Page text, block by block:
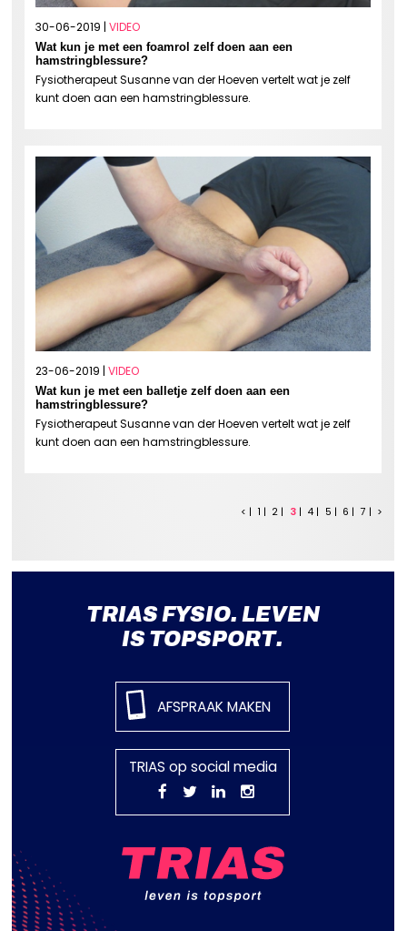
30-06-2019 | VIDEO
Wat kun je met een foamrol zelf doen aan een
hamstringblessure?
Fysiotherapeut Susanne van der Hoeven vertelt wat je zelf
kunt doen aan een hamstringblessure.
23-06-2019 | VIDEO
Wat kun je met een balletje zelf doen aan een
hamstringblessure?
Fysiotherapeut Susanne van der Hoeven vertelt wat je zelf
kunt doen aan een hamstringblessure.
< 1 2 3 4 5 6 7 >
TRIAS FYSIO. LEVEN
IS TOPSPORT.
AFSPRAAK MAKEN
TRIAS op social media